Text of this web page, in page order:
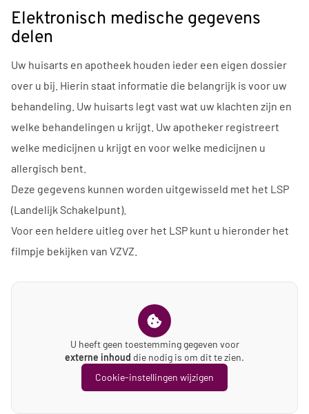
Elektronisch medische gegevens
delen
Uw huisarts en apotheek houden ieder een eigen dossier
over u bij. Hierin staat informatie die belangrijk is voor uw
behandeling. Uw huisarts legt vast wat uw klachten zijn en
welke behandelingen u krijgt. Uw apotheker registreert
welke medicijnen u krijgt en voor welke medicijnen u
allergisch bent.
Deze gegevens kunnen worden uitgewisseld met het LSP
(Landelijk Schakelpunt).
Voor een heldere uitleg over het LSP kunt u hieronder het
filmpje bekijken van VZVZ.
U heeft geen toestemming gegeven voor
externe inhoud die nodig is om dit te zien.
Cookie-instellingen wijzigen